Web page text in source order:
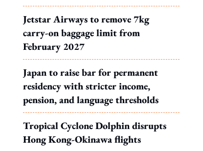
Jetstar Airways to remove 7kg
carry-on baggage limit from
February 2027
Japan to raise bar for permanent
residency with stricter income,
pension, and language thresholds
Tropical Cyclone Dolphin disrupts
Hong Kong-Okinawa flights